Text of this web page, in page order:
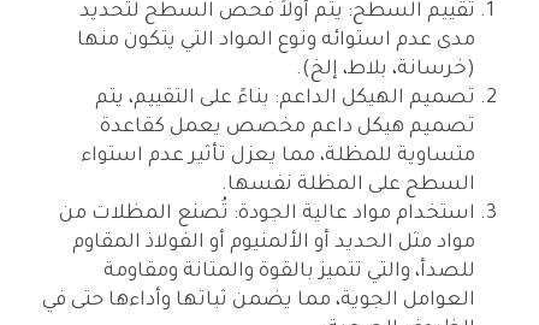
تقييم السطح: يتم أولاً فحص السطح لتحديد
مدى عدم استوائه ونوع المواد التي يتكون منها
(خرسانة، بلاط، إلخ).
تصميم الهيكل الداعم: بناءً على التقييم، يتم
تصميم هيكل داعم مخصص يعمل كقاعدة
متساوية للمظلة، مما يعزل تأثير عدم استواء
السطح على المظلة نفسها.
استخدام مواد عالية الجودة: تُصنع المظلات من
مواد مثل الحديد أو الألمنيوم أو الفولاذ المقاوم
للصدأ، والتي تتميز بالقوة والمتانة ومقاومة
العوامل الجوية، مما يضمن ثباتها وأداءها حتى في